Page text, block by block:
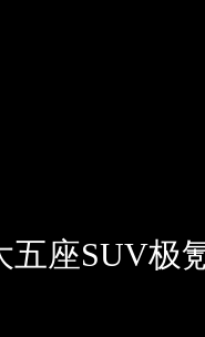
五座SUV极